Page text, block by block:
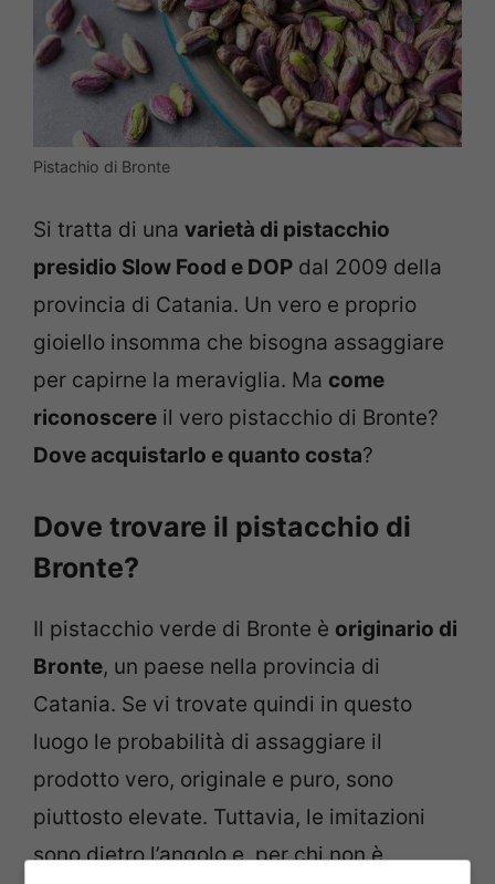
Pistachio di Bronte
Si tratta di una varietà di pistacchio
presidio Slow Food e DOP dal 2009 della
provincia di Catania. Un vero e proprio
gioiello insomma che bisogna assaggiare
per capirne la meraviglia. Ma come
riconoscere il vero pistacchio di Bronte?
Dove acquistarlo e quanto costa?
Dove trovare il pistacchio di
Bronte?
Il pistacchio verde di Bronte è originario di
Bronte, un paese nella provincia di
Catania. Se vi trovate quindi in questo
luogo le probabilità di assaggiare il
prodotto vero, originale e puro, sono
piuttosto elevate. Tuttavia, le imitazioni
sono dietro l’angolo e, per chi non è